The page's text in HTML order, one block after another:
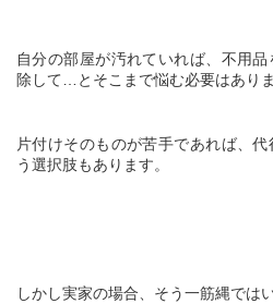
自分の部屋が汚れていれば、不用
除して…とそこまで悩む必要はありま
片付けそのものが苦手であれば、
う選択肢もあります。
しかし実家の場合、そう一筋縄では